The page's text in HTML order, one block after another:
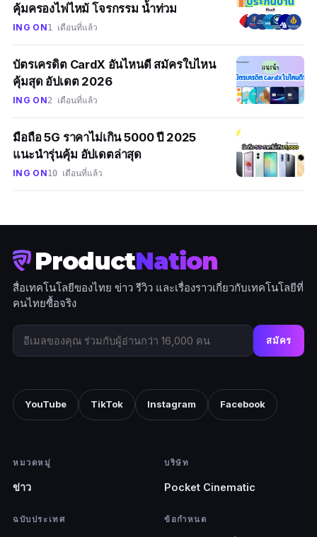
คุ้มครองไฟไหม้ โจรกรรม น้ำท่วม
ING ON1 เดือนที่แล้ว
บัตรเครดิต CardX อันไหนดี สมัครใบไหน
คุ้มสุด อัปเดต 2026
ING ON2 เดือนที่แล้ว
มือถือ 5G ราคาไม่เกิน 5000 ปี 2025
แนะนำรุ่นคุ้ม อัปเดตล่าสุด
ING ON10 เดือนที่แล้ว
ProductNation
สื่อเทคโนโลยีของไทย ข่าว รีวิว และเรื่องราวเกี่ยวกับเทคโนโลยีที่
คนไทยซื้อจริง
สมัคร
YouTube TikTok Instagram Facebook
หมวดหมู่
ข่าว
บริษัท
Pocket Cinematic
ฉบับประเทศ ข้อกำหนด